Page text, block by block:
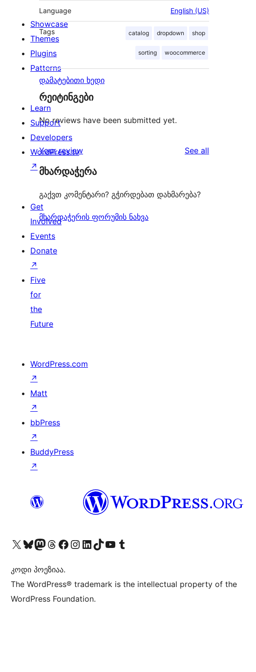
Language English (US)
Tags catalog dropdown shop
sorting woocommerce
დამატებითი ხედი
რეიტინგები
No reviews have been submitted yet.
Your review See all
მხარდაჭერა
გაქვთ კომენტარი? გჭირდებათ დახმარება?
მხარდაჭერის ფორუმის ნახვა
Showcase
Themes
Plugins
Patterns
Learn
Support
Developers
WordPress.tv
↗
Get
Involved
Events
Donate
↗
Five
for
the
Future
WordPress.com
↗
Matt
↗
bbPress
↗
BuddyPress
↗
Visit our X (formerly Twitter) account
Visit our Bluesky account
Visit our Mastodon account
Visit our Threads account
Visit our Facebook page
Visit our Instagram account
Visit our LinkedIn account
Visit our TikTok account
Visit our YouTube channel
Visit our Tumblr account
კოდი პოეზიაა.
The WordPress® trademark is the intellectual property of the
WordPress Foundation.